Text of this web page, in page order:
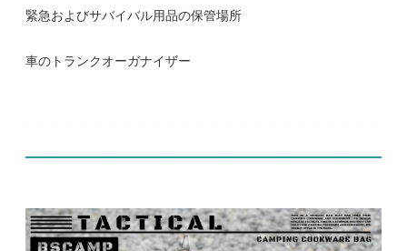
緊急およびサバイバル用品の保管場所
車のトランクオーガナイザー